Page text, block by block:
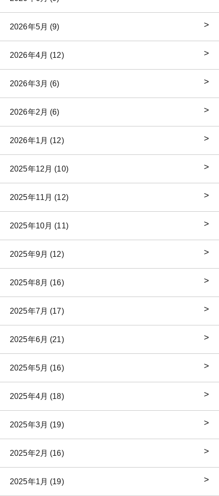
2026年5月 (9)
2026年4月 (12)
2026年3月 (6)
2026年2月 (6)
2026年1月 (12)
2025年12月 (10)
2025年11月 (12)
2025年10月 (11)
2025年9月 (12)
2025年8月 (16)
2025年7月 (17)
2025年6月 (21)
2025年5月 (16)
2025年4月 (18)
2025年3月 (19)
2025年2月 (16)
2025年1月 (19)